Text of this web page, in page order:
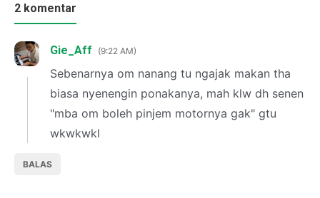
2 komentar
Gie_Aff 9:22 AM
Sebenarnya om nanang tu ngajak makan tha
biasa nyenengin ponakanya, mah klw dh senen
"mba om boleh pinjem motornya gak" gtu
wkwkwkl
BALAS